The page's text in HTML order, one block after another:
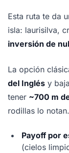
Esta ruta te da
isla: laurisilva,
inversión de
La opción
del Inglés y
tener ~700 m
rodillas lo notan.
Payoff por
(cielos